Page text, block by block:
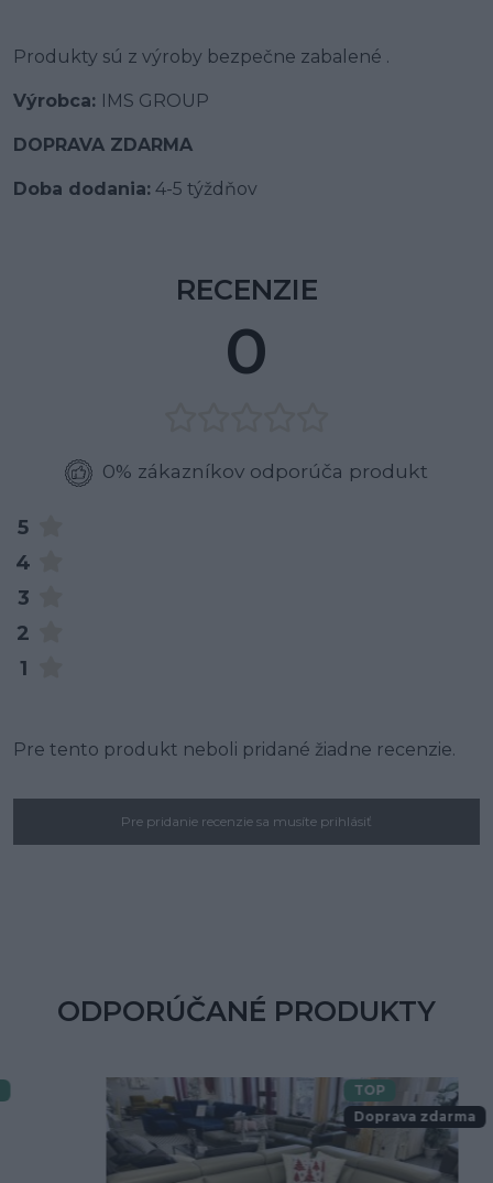
Produkty sú z výroby bezpečne zabalené .
Výrobca: IMS GROUP
DOPRAVA ZDARMA
Doba dodania: 4-5 týždňov
RECENZIE
0
0% zákazníkov odporúča produkt
5
4
3
2
1
Pre tento produkt neboli pridané žiadne recenzie.
Pre pridanie recenzie sa musíte prihlásiť
ODPORÚČANÉ PRODUKTY
Doprava zdarma